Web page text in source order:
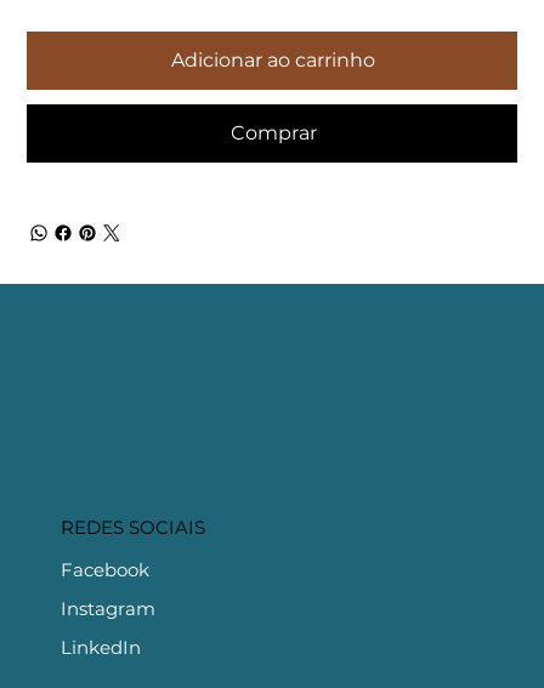
Adicionar ao carrinho
Comprar
REDES SOCIAIS
Facebook
Instagram
LinkedIn